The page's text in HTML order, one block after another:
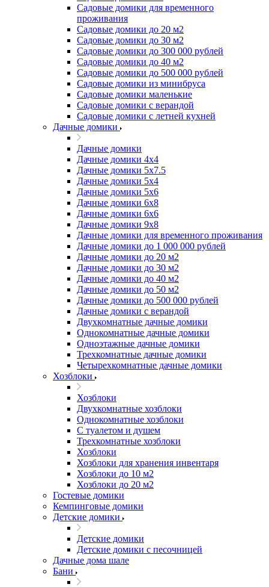
Садовые домики для временного
проживания
Садовые домики до 20 м2
Садовые домики до 30 м2
Садовые домики до 300 000 рублей
Садовые домики до 40 м2
Садовые домики до 500 000 рублей
Садовые домики из минибруса
Садовые домики маленькие
Садовые домики с верандой
Садовые домики с летней кухней
Дачные домики
Дачные домики
Дачные домики 4х4
Дачные домики 5x7.5
Дачные домики 5х4
Дачные домики 5х6
Дачные домики 6x8
Дачные домики 6х6
Дачные домики 9x8
Дачные домики для временного проживания
Дачные домики до 1 000 000 рублей
Дачные домики до 20 м2
Дачные домики до 30 м2
Дачные домики до 40 м2
Дачные домики до 50 м2
Дачные домики до 500 000 рублей
Дачные домики с верандой
Двухкомнатные дачные домики
Однокомнатные дачные домики
Одноэтажные дачные домики
Трехкомнатные дачные домики
Четырехкомнатные дачные домики
Хозблоки
Хозблоки
Двухкомнатные хозблоки
Однокомнатные хозблоки
С туалетом и душем
Трехкомнатные хозблоки
Хозблоки
Хозблоки для хранения инвентаря
Хозблоки до 10 м2
Хозблоки до 20 м2
Гостевые домики
Кемпинговые домики
Детские домики
Детские домики
Детские домики с песочницей
Дачные дома шале
Бани